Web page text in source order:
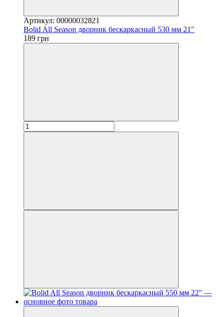
Артикул: 00000032821
Bolid All Season дворник бескаркасный 530 мм 21"
189 грн